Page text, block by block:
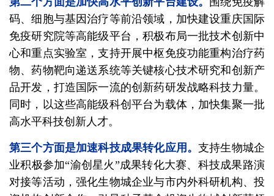
码、细胞与基因治疗等前沿领域，加快建设重庆国际
免疫研究院等高能级平台，积极布局一批技术创新中
心和重点实验室，支持开展中枢免疫功能重构治疗药
物、药物靶向递送系统等关键核心技术研究和创新产
品开发，打造国际一流的创新药研发战略科技力量。
同时，以这些高能级科创平台为载体，加快集聚一批
高水平科技创新人才。
第三个方面是加速科技成果转化应用。支持生物城企
业积极参加“渝创星火”成果转化大赛、科技成果路演
对接等活动，强化生物城企业与市内外科研机构、投